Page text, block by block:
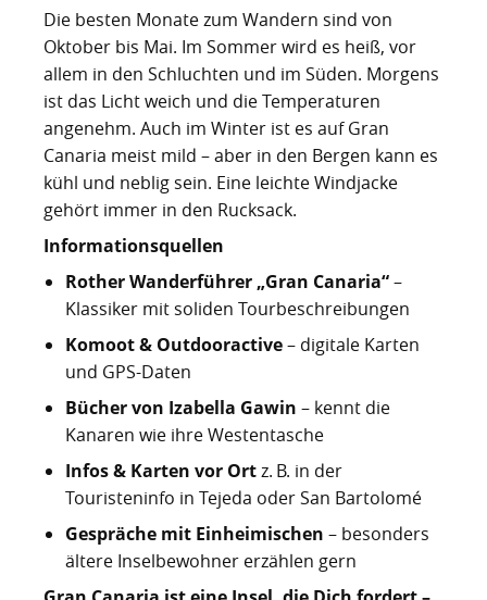
Die besten Monate zum Wandern sind von
Oktober bis Mai. Im Sommer wird es heiß, vor
allem in den Schluchten und im Süden. Morgens
ist das Licht weich und die Temperaturen
angenehm. Auch im Winter ist es auf Gran
Canaria meist mild – aber in den Bergen kann es
kühl und neblig sein. Eine leichte Windjacke
gehört immer in den Rucksack.
Informationsquellen
Rother Wanderführer „Gran Canaria“–
Klassiker mit soliden Tourbeschreibungen
Komoot & Outdooractive– digitale Karten
und GPS-Daten
Bücher von Izabella Gawin – kennt die
Kanaren wie ihre Westentasche
Infos & Karten vor Ortz. B. in der
Touristeninfo in Tejeda oder San Bartolomé
Gespräche mit Einheimischen– besonders
ältere Inselbewohner erzählen gern